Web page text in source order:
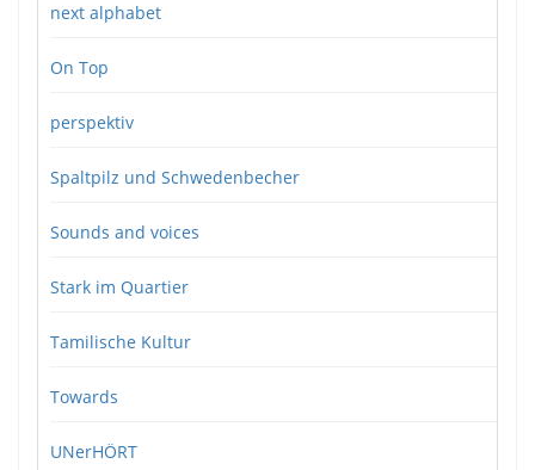
next alphabet
On Top
perspektiv
Spaltpilz und Schwedenbecher
Sounds and voices
Stark im Quartier
Tamilische Kultur
Towards
UNerHÖRT